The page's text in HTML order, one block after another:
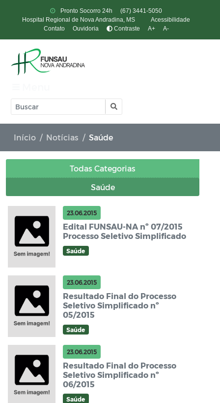
Pronto Socorro 24h
(67) 3441-5050
Hospital Regional de Nova Andradina, MS
Acessibilidade
Contato
Ouvidoria Contraste A+ A-
Início Notícias Saúde
Todas Categorias
Saúde
23.06.2015
Edital FUNSAU-NA nº 07/2015
Processo Seletivo Simplificado
Saúde
23.06.2015
Resultado Final do Processo
Seletivo Simplificado nº
05/2015
Saúde
23.06.2015
Resultado Final do Processo
Seletivo Simplificado nº
06/2015
Saúde